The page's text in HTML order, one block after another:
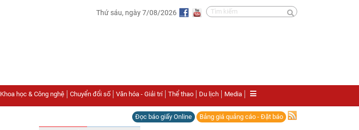
Thứ sáu, ngày 7/08/2026
Khoa học & Công nghệ Chuyển đổi số Văn hóa - Giải trí Thể thao Du lịch Media
Đọc báo giấy Online Bảng giá quảng cáo - Đặt báo